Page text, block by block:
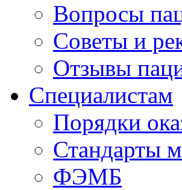
Вопросы
Советы и
Отзывы
Специалистам
Порядки
Стандарты
ФЭМБ